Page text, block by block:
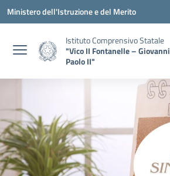
Vai ai contenuti
Vai al menu di navigazione
Vai al footer
Ministero dell'Istruzione e del Merito
Istituto Comprensivo Statale
"Vico II Fontanelle – Giovanni
Paolo II"